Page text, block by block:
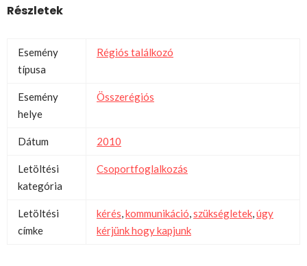
Részletek
Esemény
típusa
Régiós találkozó
Esemény
helye
Összerégiós
Dátum 2010
Letöltési
kategória
Csoportfoglalkozás
Letöltési
címke
kérés,kommunikáció,szükségletek,úgy
kérjünk hogy kapjunk